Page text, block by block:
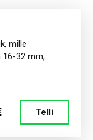
mille
32 mm,...
Telli